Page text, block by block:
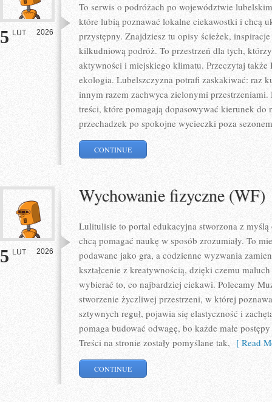
5 LUT 2026
To serwis o podróżach po województwie
które lubią poznawać lokalne ciekawostki i chcą
przystępny. Znajdziesz tu opisy ścieżek,
kilkudniową podróż. To przestrzeń dla tych,
aktywności i miejskiego klimatu. Przeczytaj
ekologia. Lubelszczyzna potrafi zaskakiwać: raz
innym razem zachwyca zielonymi
treści, które pomagają dopasowywać kierunek
przechadzek po spokojne wycieczki poza
CONTINUE
5 LUT 2026
Wychowanie fizyczne (WF)
Lulitulisie to portal edukacyjna stworzona z
chcą pomagać naukę w sposób zrozumiały. To
podawane jako gra, a codzienne wyzwania
kształcenie z kreatywnością, dzięki czemu
wybierać to, co najbardziej ciekawi. Polecamy
stworzenie życzliwej przestrzeni, w której
sztywnych reguł, pojawia się elastyczność i
pomaga budować odwagę, bo każde małe
Treści na stronie zostały pomyślane tak, [ Read
CONTINUE